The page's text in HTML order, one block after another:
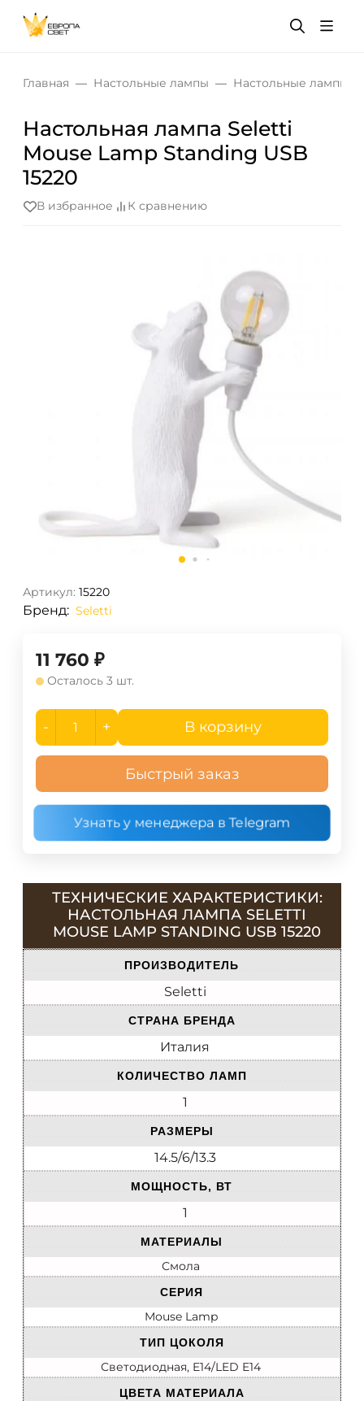
Главная Настольные лампы Настольные лампы
Настольная лампа Seletti
Mouse Lamp Standing USB
15220
В избранное К сравнению
Артикул: 15220
Бренд: Seletti
11 760 ₽
Осталось 3 шт.
- + В корзину
Быстрый заказ
Узнать у менеджера в Telegram
ТЕХНИЧЕСКИЕ ХАРАКТЕРИСТИКИ:
НАСТОЛЬНАЯ ЛАМПА SELETTI
MOUSE LAMP STANDING USB 15220
ПРОИЗВОДИТЕЛЬ
Seletti
СТРАНА БРЕНДА
Италия
КОЛИЧЕСТВО ЛАМП
1
РАЗМЕРЫ
14.5/6/13.3
МОЩНОСТЬ, ВТ
1
МАТЕРИАЛЫ
Смола
СЕРИЯ
Mouse Lamp
ТИП ЦОКОЛЯ
Светодиодная, E14/LED E14
ЦВЕТА МАТЕРИАЛА